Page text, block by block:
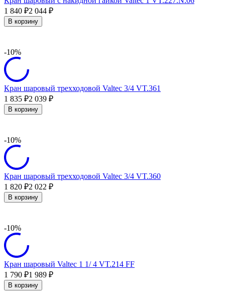
1 840 ₽2 044 ₽
В корзину
-10%
Кран шаровый трехходовой Valtec 3/4 VT.361
1 835 ₽2 039 ₽
В корзину
-10%
Кран шаровый трехходовой Valtec 3/4 VT.360
1 820 ₽2 022 ₽
В корзину
-10%
Кран шаровый Valtec 1 1/ 4 VT.214 FF
1 790 ₽1 989 ₽
В корзину